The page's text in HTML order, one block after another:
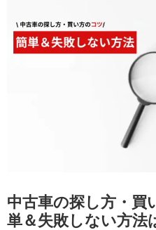
中古車の探し方・買
単＆失敗しない方法